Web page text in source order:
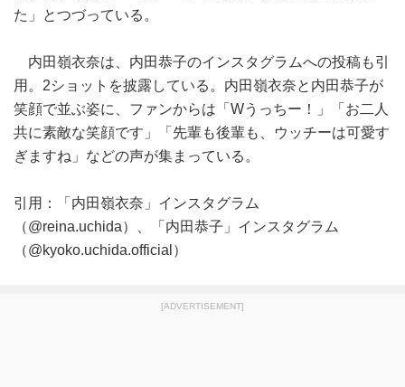
た」とつづっている。
内田嶺衣奈は、内田恭子のインスタグラムへの投稿も引
用。2ショットを披露している。内田嶺衣奈と内田恭子が
笑顔で並ぶ姿に、ファンからは「Wうっちー！」「お二人
共に素敵な笑顔です」「先輩も後輩も、ウッチーは可愛す
ぎますね」などの声が集まっている。
引用：「内田嶺衣奈」インスタグラム
（@reina.uchida）、「内田恭子」インスタグラム
（@kyoko.uchida.official）
[ADVERTISEMENT]